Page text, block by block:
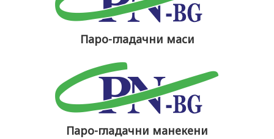
Паро-гладачни маси
Паро-гладачни манекени